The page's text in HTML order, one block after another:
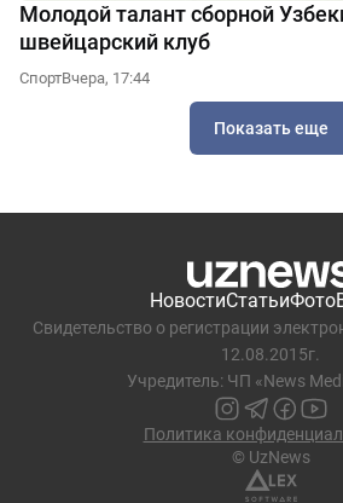
Молодой талант сборной
швейцарский клуб
СпортВчера, 17:44
Показать еще
НовостиСтатьиФото
Свидетельство о регистрации
12.08.2015г.
Учредитель: ЧП «News
Политика
© UzNews